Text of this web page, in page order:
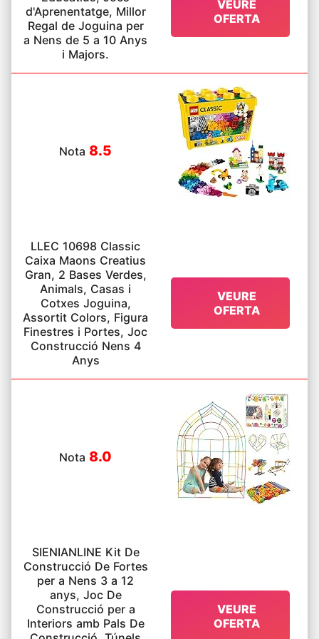
com el vincle i la cooperació entre pares i fills
El Regal Perfecte per als Nens: Els nostres
excel·lents jocs de construcció per a nens de
3 a 12 anys són adequats com a regal d'Any
Nou, aniversari, Dia del Nen, Nadal o com
recompensa per bon comportament. Càlids
consells: (Si té alguna pregunta, no dubti a
posar-se en contacte amb mi i li respondrem
d'Aprenentatge, Millor
Regal de Joguina per
a Nens de 5 a 10 Anys
i Majors.
VEURE
OFERTA
Nota 8.5
LLEC 10698 Classic
Caixa Maons Creatius
Gran, 2 Bases Verdes,
Animals, Casas i
Cotxes Joguina,
Assortit Colors, Figura
Finestres i Portes, Joc
Construcció Nens 4
Anys
VEURE
OFERTA
Nota 8.0
SIENIANLINE Kit De
Construcció De Fortes
per a Nens 3 a 12
anys, Joc De
Construcció per a
Interiors amb Pals De
VEURE
OFERTA